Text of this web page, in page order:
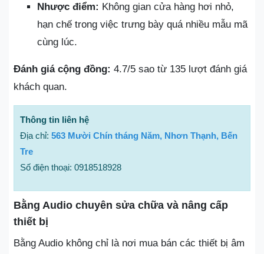
Nhược điểm: Không gian cửa hàng hơi nhỏ,
hạn chế trong việc trưng bày quá nhiều mẫu mã
cùng lúc.
Đánh giá cộng đồng: 4.7/5 sao từ 135 lượt đánh giá
khách quan.
Thông tin liên hệ
Địa chỉ: 563 Mười Chín tháng Năm, Nhơn Thạnh, Bến
Tre
Số điện thoại: 0918518928
Bằng Audio chuyên sửa chữa và nâng cấp
thiết bị
Bằng Audio không chỉ là nơi mua bán các thiết bị âm